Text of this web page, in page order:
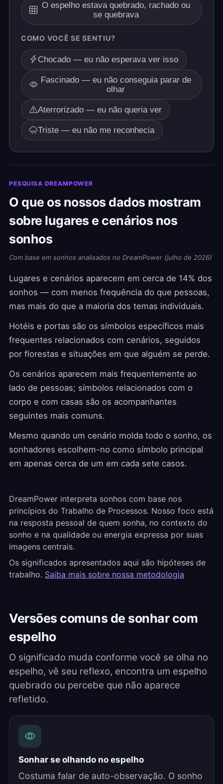
O espelho estava quebrado, rachado ou
se quebrava
COMO VOCÊ SE SENTIU?
Chocado — eu não esperava ver isso
Fascinado — eu não conseguia parar de
olhar
Aterrorizado — eu não queria ver
Triste — eu não me reconhecia
PESQUISA DREAMPOWER
O que os nossos dados mostram
sobre lugares e cenários nos
sonhos
Com base em sonhos analisados no DreamPower (julho de 2026)
Lugares e cenários aparecem em cerca de 14% dos
sonhos — com menos frequência do que pessoas,
mas mais do que a maioria dos temas individuais.
Hotéis e portas são os símbolos específicos mais
frequentes relacionados com cenários, seguidos
por florestas e situações em que alguém se perde.
Os cenários aparecem mais frequentemente ao
lado de pessoas; símbolos relacionados com o
corpo e com casas são os acompanhantes
seguintes mais comuns.
Mesmo quando um cenário molda todo o sonho, os
sonhadores escolhem-no como símbolo principal
em apenas cerca de um em cada sete casos.
DreamPower interpreta sonhos com base nos
princípios do Trabalho de Processos. Nosso foco está
na resposta pessoal de quem sonha, no contexto do
sonho e na qualidade ou energia expressa por suas
imagens centrais.
Os significados apresentados aqui são hipóteses de
trabalho. Saiba mais sobre nossa metodologia
Versões comuns de sonhar com
espelho
O significado muda conforme você se olha no
espelho, vê seu reflexo, encontra um espelho
quebrado ou percebe que não aparece
refletido.
Sonhar se olhando no espelho
Costuma falar de auto-observação. O sonho